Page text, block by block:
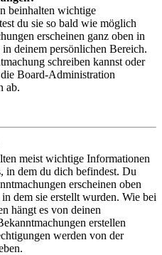
beinhalten wichtige
du sie so bald wie möglich
erscheinen ganz oben in
deinem persönlichen Bereich.
schreiben kannst oder
Board-Administration
ab.
meist wichtige Informationen
in dem du dich befindest. Du
erscheinen oben
dem sie erstellt wurden. Wie bei
hängt es von deinen
erstellen
werden von der